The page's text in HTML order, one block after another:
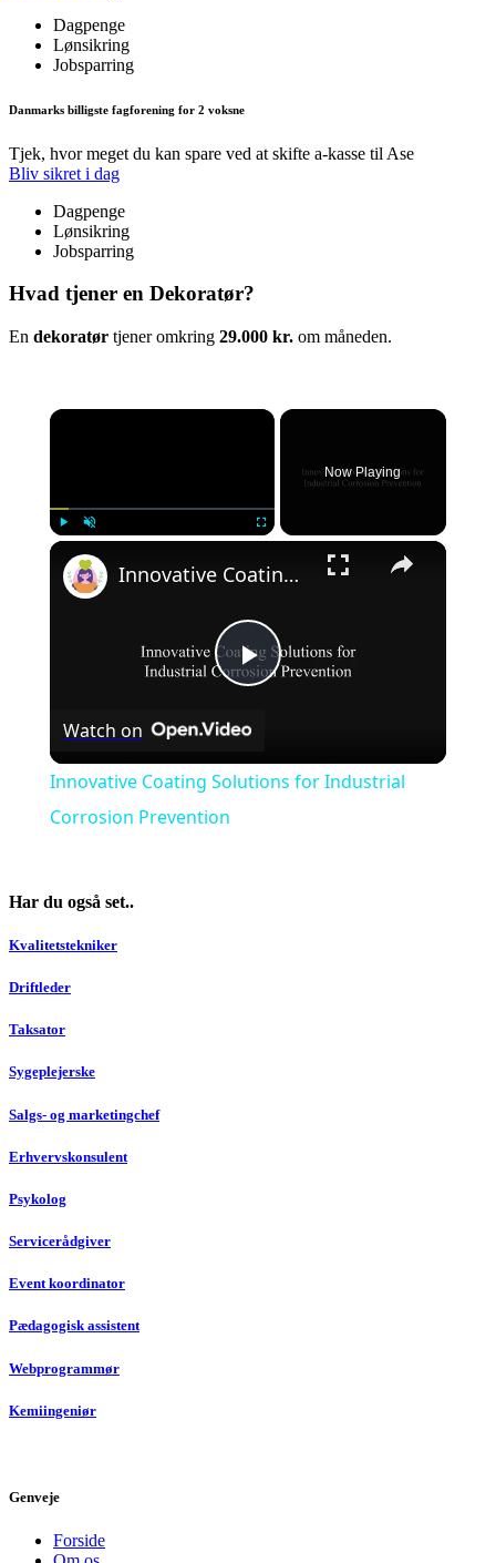
Dagpenge
Lønsikring
Jobsparring
Danmarks billigste fagforening for 2 voksne
Tjek, hvor meget du kan spare ved at skifte a-kasse til Ase
Bliv sikret i dag
Dagpenge
Lønsikring
Jobsparring
Hvad tjener en Dekoratør?
En dekoratør tjener omkring 29.000 kr. om måneden.
×
Now Playing
×
Play
Innovative Coating Solutions for Industrial Corrosion Prevention
Watch on
Innovative Coating Solutions for Industrial
Corrosion Prevention
Har du også set..
Kvalitetstekniker
Driftleder
Taksator
Sygeplejerske
Salgs- og marketingchef
Erhvervskonsulent
Psykolog
Servicerådgiver
Event koordinator
Pædagogisk assistent
Webprogrammør
Kemiingeniør
Genveje
Forside